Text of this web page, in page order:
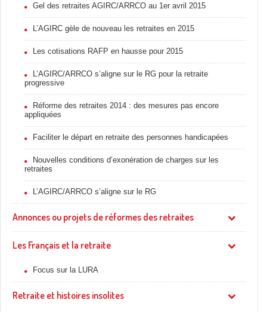
Gel des retraites AGIRC/ARRCO au 1er avril 2015
L’AGIRC gèle de nouveau les retraites en 2015
Les cotisations RAFP en hausse pour 2015
L’AGIRC/ARRCO s’aligne sur le RG pour la retraite
progressive
Réforme des retraites 2014 : des mesures pas encore
appliquées
Faciliter le départ en retraite des personnes handicapées
Nouvelles conditions d’exonération de charges sur les
retraites
L’AGIRC/ARRCO s’aligne sur le RG
Annonces ou projets de réformes des retraites
Les Français et la retraite
Focus sur la LURA
Retraite et histoires insolites